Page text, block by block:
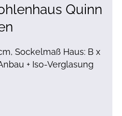
Quinn
Sockelmaß Haus: B x
+ Iso-Verglasung